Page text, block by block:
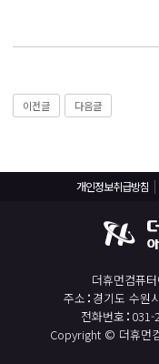
이전글 다음글
개인정보취급방침
더휴먼컴퓨
주소 경기도 수원
전화번호 031-
Copyright © 더휴먼
자바(Java)기반 JSP/스프링 웹
전산세무회계 자격취득과정[전
직업상담사 2급 (필기+실기) 자
일러스트 자격증 취득과정
전산회계 1급 / FAT 1급 자격증
전산세무 2급 / TAT 2급 자격증